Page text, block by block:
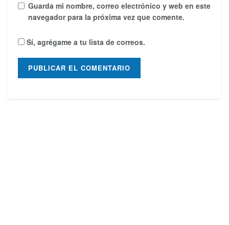
Guarda mi nombre, correo electrónico y web en este
navegador para la próxima vez que comente.
Sí, agrégame a tu lista de correos.